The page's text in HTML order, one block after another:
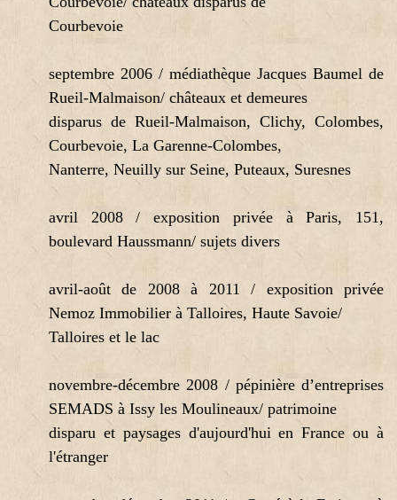
Courbevoie
septembre 2006 / médiathèque Jacques Baumel de
Rueil-Malmaison/ châteaux et demeures
disparus de Rueil-Malmaison, Clichy, Colombes,
Courbevoie, La Garenne-Colombes,
Nanterre, Neuilly sur Seine, Puteaux, Suresnes
avril 2008 / exposition privée à Paris, 151,
boulevard Haussmann/ sujets divers
avril-août de 2008 à 2011 / exposition privée
Nemoz Immobilier à Talloires, Haute Savoie/
Talloires et le lac
novembre-décembre 2008 / pépinière d’entreprises
SEMADS à Issy les Moulineaux/ patrimoine
disparu et paysages d'aujourd'hui en France ou à
l'étranger